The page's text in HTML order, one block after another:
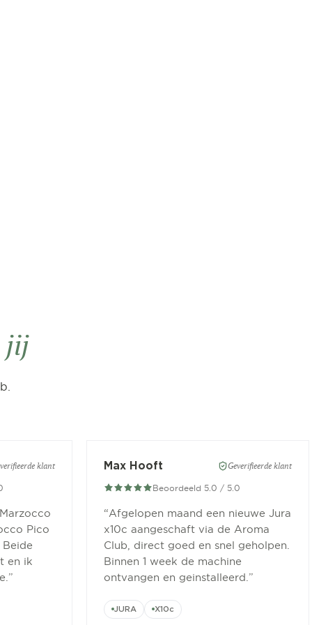
jij
klant
Pico
en ik
”
Max Hooft Geverifieerde klant
Beoordeeld 5.0 / 5.0
“Afgelopen maand een nieuwe Jura
x10c aangeschaft via de Aroma
Club, direct goed en snel geholpen.
Binnen 1 week de machine
ontvangen en geinstalleerd. ”
JURA X10c